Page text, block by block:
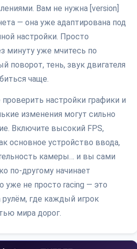
Вам не нужна [version]
— она уже адаптирована под
настройки. Просто
минуту уже мчитесь по
поворот, тень, звук двигателя
чаще.
проверить настройки графики и
изменения могут сильно
Включите высокий FPS,
основное устройство ввода,
камеры… и вы сами
по-другому начинает
уже не просто racing — это
где каждый игрок
мира дорог.